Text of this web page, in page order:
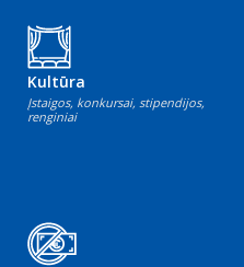
Kultūra
Įstaigos, konkursai, stipendijos,
renginiai